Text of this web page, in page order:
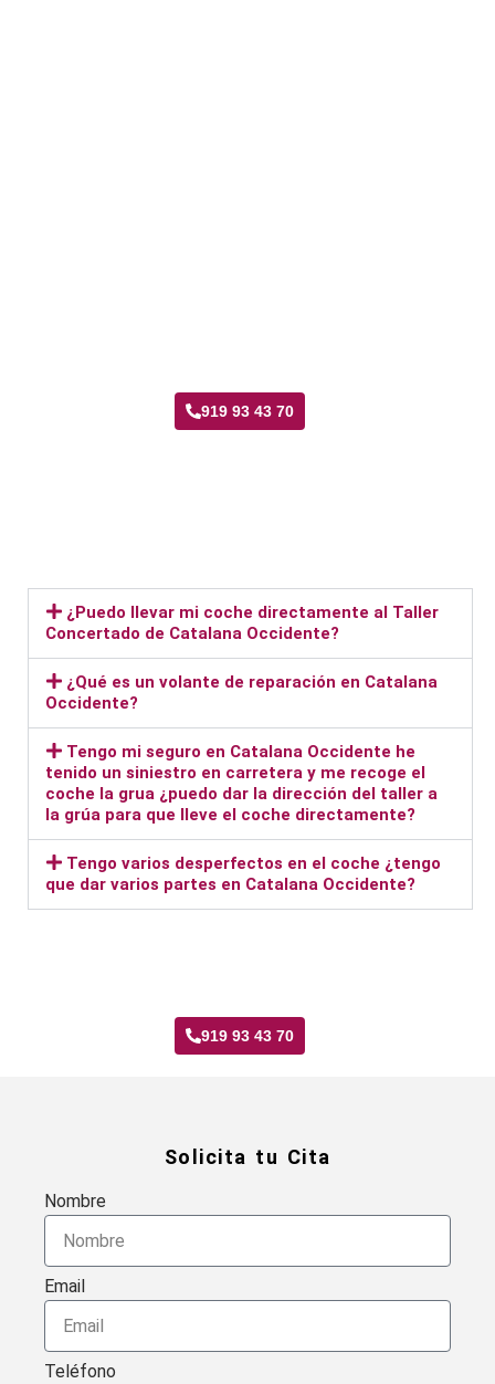
919 93 43 70
¿Puedo llevar mi coche directamente al Taller
Concertado de Catalana Occidente?
¿Qué es un volante de reparación en Catalana
Occidente?
Tengo mi seguro en Catalana Occidente he
tenido un siniestro en carretera y me recoge el
coche la grua ¿puedo dar la dirección del taller a
la grúa para que lleve el coche directamente?
Tengo varios desperfectos en el coche ¿tengo
que dar varios partes en Catalana Occidente?
919 93 43 70
Solicita tu Cita
Nombre
Email
Teléfono